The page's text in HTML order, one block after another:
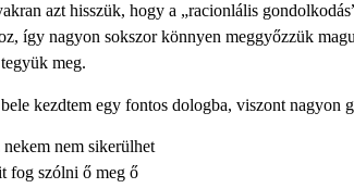
azt hisszük, hogy a „racionlális
így nagyon sokszor könnyen meggyőzzük
meg.
kezdtem egy fontos dologba, viszont nagyon
nekem nem sikerülhet
fog szólni ő meg ő